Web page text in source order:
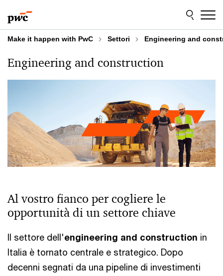
to
content
to
footer
Make it happen with PwC Settori Engineering and
Engineering and construction
Al vostro fianco per cogliere le
opportunità di un settore chiave
Il settore dell'engineering and construction in
Italia è tornato centrale e strategico. Dopo
decenni segnati da una pipeline di investimenti